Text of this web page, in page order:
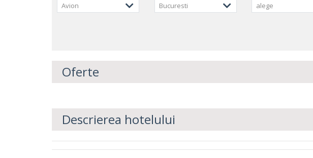
Avion Bucuresti alege
Oferte
Descrierea hotelului